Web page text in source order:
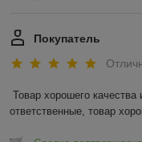
Покупатель
Товар хорошего
ответственные, товар